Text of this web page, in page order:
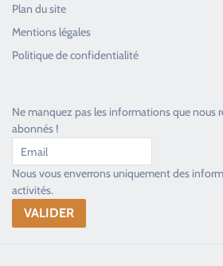
Plan du site
Mentions légales
Politique de confidentialité
Ne manquez pas les informations que nous
abonnés !
Nous vous enverrons uniquement des
activités.
Toujours heureux d'aider les passionnés